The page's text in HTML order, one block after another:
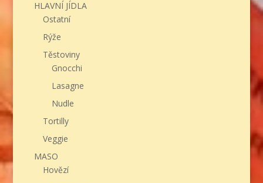
HLAVNÍ JÍDLA
Ostatní
Rýže
Těstoviny
Gnocchi
Lasagne
Nudle
Tortilly
Veggie
MASO
Hovězí